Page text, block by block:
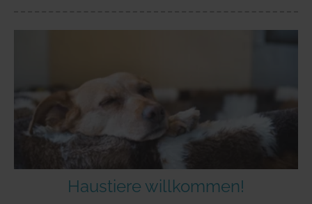
Haustiere willkommen!